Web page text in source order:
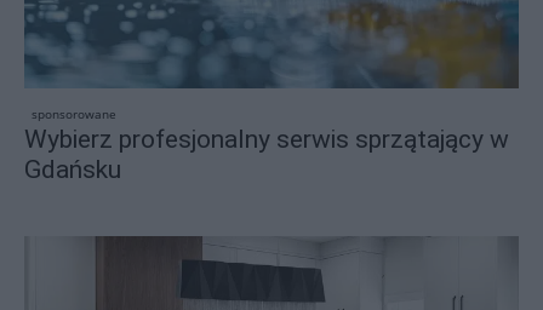
sponsorowane
Wybierz profesjonalny serwis sprzątający w
Gdańsku